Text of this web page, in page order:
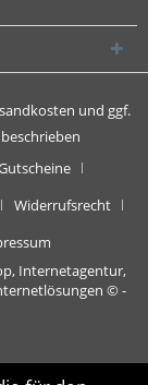
und ggf.
Widerrufsrecht
Internetagentur,
© -